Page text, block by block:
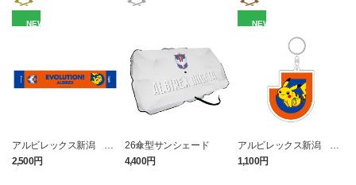
NEW
アルビレックス新潟 ピ
カチュウ タオルマフラー
2,500円
26傘型サンシェード
4,400円
NEW
アルビレックス新潟 ピ
カチュウ キーホルダー
1,100円